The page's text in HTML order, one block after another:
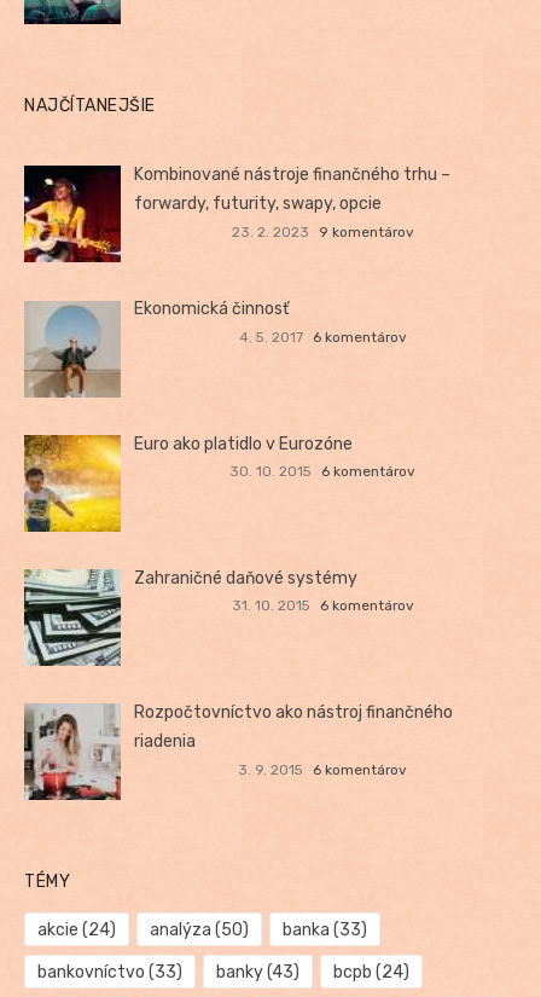
NAJČÍTANEJŠIE
Kombinované nástroje finančného trhu –
forwardy, futurity, swapy, opcie
23. 2. 2023 9 komentárov
Ekonomická činnosť
4. 5. 2017 6 komentárov
Euro ako platidlo v Eurozóne
30. 10. 2015 6 komentárov
Zahraničné daňové systémy
31. 10. 2015 6 komentárov
Rozpočtovníctvo ako nástroj finančného
riadenia
3. 9. 2015 6 komentárov
TÉMY
akcie (24) analýza (50) banka (33)
bankovníctvo (33) banky(43) bcpb (24)